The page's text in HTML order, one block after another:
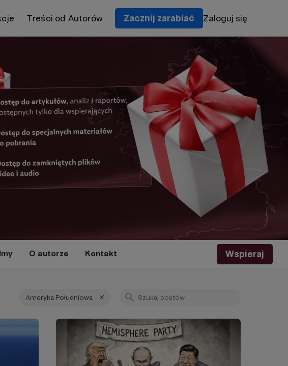
Treści od Autorów Zacznij zarabiać Zaloguj się
O autorze Kontakt Wspieraj
Ameryka Południowa